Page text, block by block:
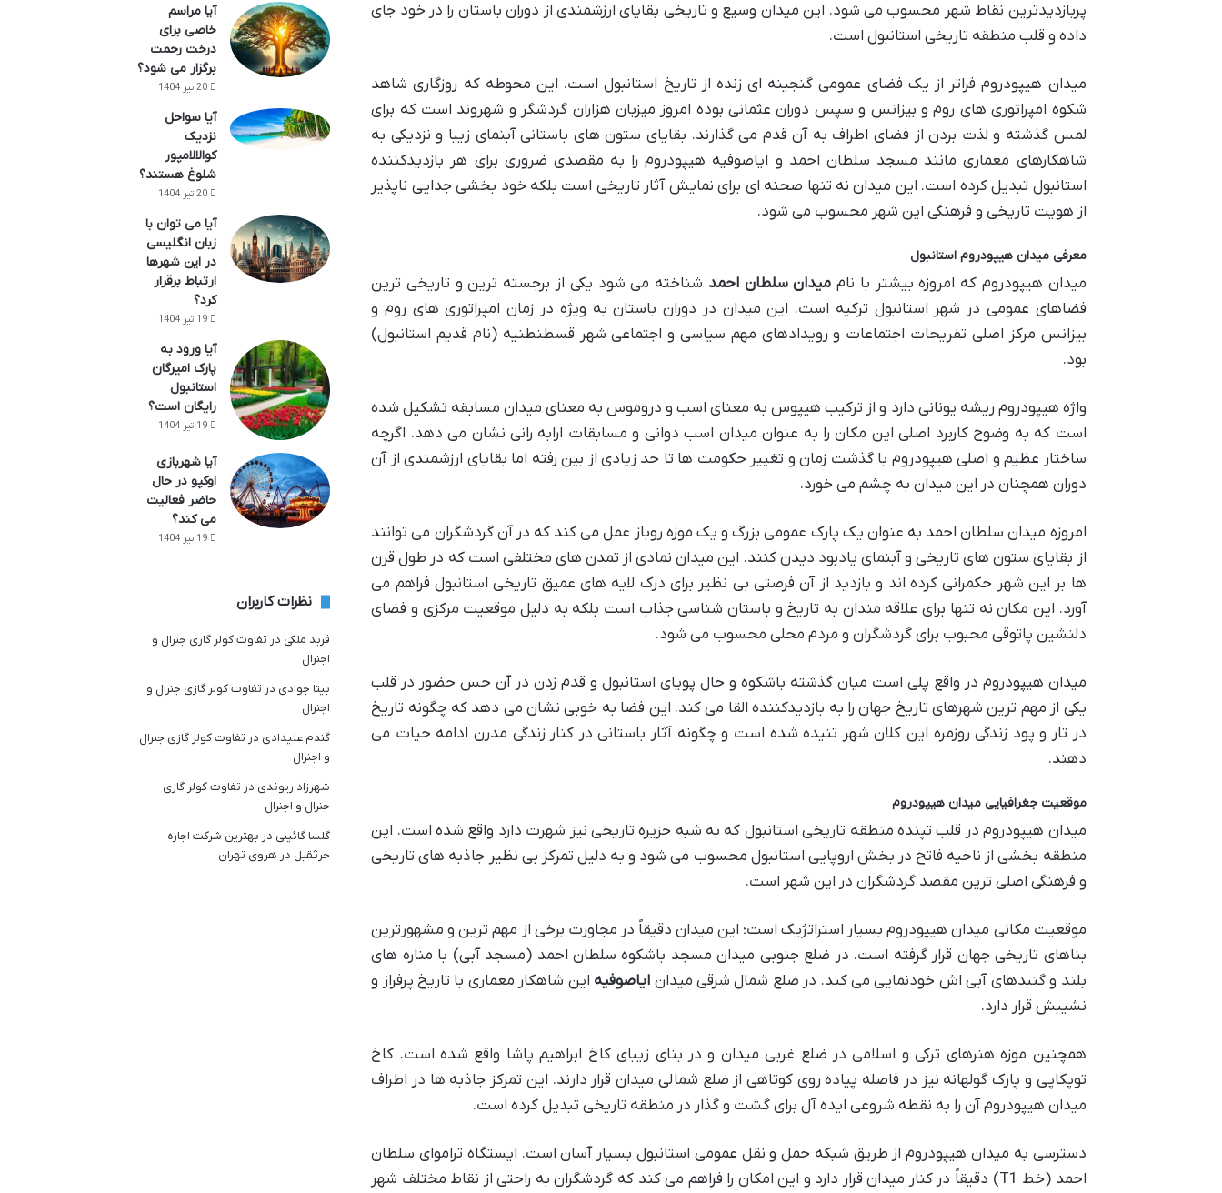
پربازدیدترین نقاط شهر محسوب می شود. این میدان وسیع و تاریخی بقایای ارزشمندی از دوران باستان را در خود جای
داده و قلب منطقه تاریخی استانبول است.
میدان هیپودروم فراتر از یک فضای عمومی گنجینه ای زنده از تاریخ استانبول است. این محوطه که روزگاری شاهد
شکوه امپراتوری های روم و بیزانس و سپس دوران عثمانی بوده امروز میزبان هزاران گردشگر و شهروند است که برای
لمس گذشته و لذت بردن از فضای اطراف به آن قدم می گذارند. بقایای ستون های باستانی آبنمای زیبا و نزدیکی به
شاهکارهای معماری مانند مسجد سلطان احمد و ایاصوفیه هیپودروم را به مقصدی ضروری برای هر بازدیدکننده
استانبول تبدیل کرده است. این میدان نه تنها صحنه ای برای نمایش آثار تاریخی است بلکه خود بخشی جدایی ناپذیر
از هویت تاریخی و فرهنگی این شهر محسوب می شود.
معرفی میدان هیپودروم استانبول
میدان هیپودروم که امروزه بیشتر با نام میدان سلطان احمد شناخته می شود یکی از برجسته ترین و تاریخی ترین
فضاهای عمومی در شهر استانبول ترکیه است. این میدان در دوران باستان به ویژه در زمان امپراتوری های روم و
بیزانس مرکز اصلی تفریحات اجتماعات و رویدادهای مهم سیاسی و اجتماعی شهر قسطنطنیه (نام قدیم استانبول)
بود.
واژه هیپودروم ریشه یونانی دارد و از ترکیب هیپوس به معنای اسب و دروموس به معنای میدان مسابقه تشکیل شده
است که به وضوح کاربرد اصلی این مکان را به عنوان میدان اسب دوانی و مسابقات ارابه رانی نشان می دهد. اگرچه
ساختار عظیم و اصلی هیپودروم با گذشت زمان و تغییر حکومت ها تا حد زیادی از بین رفته اما بقایای ارزشمندی از آن
دوران همچنان در این میدان به چشم می خورد.
امروزه میدان سلطان احمد به عنوان یک پارک عمومی بزرگ و یک موزه روباز عمل می کند که در آن گردشگران می توانند
از بقایای ستون های تاریخی و آبنمای یادبود دیدن کنند. این میدان نمادی از تمدن های مختلفی است که در طول قرن
ها بر این شهر حکمرانی کرده اند و بازدید از آن فرصتی بی نظیر برای درک لایه های عمیق تاریخی استانبول فراهم می
آورد. این مکان نه تنها برای علاقه مندان به تاریخ و باستان شناسی جذاب است بلکه به دلیل موقعیت مرکزی و فضای
دلنشین پاتوقی محبوب برای گردشگران و مردم محلی محسوب می شود.
میدان هیپودروم در واقع پلی است میان گذشته باشکوه و حال پویای استانبول و قدم زدن در آن حس حضور در قلب
یکی از مهم ترین شهرهای تاریخ جهان را به بازدیدکننده القا می کند. این فضا به خوبی نشان می دهد که چگونه تاریخ
در تار و پود زندگی روزمره این کلان شهر تنیده شده است و چگونه آثار باستانی در کنار زندگی مدرن ادامه حیات می
دهند.
موقعیت جغرافیایی میدان هیپودروم
میدان هیپودروم در قلب تپنده منطقه تاریخی استانبول که به شبه جزیره تاریخی نیز شهرت دارد واقع شده است. این
منطقه بخشی از ناحیه فاتح در بخش اروپایی استانبول محسوب می شود و به دلیل تمرکز بی نظیر جاذبه های تاریخی
و فرهنگی اصلی ترین مقصد گردشگران در این شهر است.
موقعیت مکانی میدان هیپودروم بسیار استراتژیک است؛ این میدان دقیقاً در مجاورت برخی از مهم ترین و مشهورترین
بناهای تاریخی جهان قرار گرفته است. در ضلع جنوبی میدان مسجد باشکوه سلطان احمد (مسجد آبی) با مناره های
بلند و گنبدهای آبی اش خودنمایی می کند. در ضلع شمال شرقی میدان ایاصوفیه این شاهکار معماری با تاریخ پرفراز و
نشیبش قرار دارد.
همچنین موزه هنرهای ترکی و اسلامی در ضلع غربی میدان و در بنای زیبای کاخ ابراهیم پاشا واقع شده است. کاخ
توپکاپی و پارک گولهانه نیز در فاصله پیاده روی کوتاهی از ضلع شمالی میدان قرار دارند. این تمرکز جاذبه ها در اطراف
میدان هیپودروم آن را به نقطه شروعی ایده آل برای گشت و گذار در منطقه تاریخی تبدیل کرده است.
دسترسی به میدان هیپودروم از طریق شبکه حمل و نقل عمومی استانبول بسیار آسان است. ایستگاه تراموای سلطان
احمد (خط T1) دقیقاً در کنار میدان قرار دارد و این امکان را فراهم می کند که گردشگران به راحتی از نقاط مختلف شهر
آیا مراسم
خاصی برای
درخت رحمت
برگزار می شود؟
20 تیر 1404
آیا سواحل
نزدیک
کوالالامپور
شلوغ هستند؟
20 تیر 1404
آیا می توان با
زبان انگلیسی
در این شهرها
ارتباط برقرار
کرد؟
19 تیر 1404
آیا ورود به
پارک امیرگان
استانبول
رایگان است؟
19 تیر 1404
آیا شهربازی
اوکپو در حال
حاضر فعالیت
می کند؟
19 تیر 1404
نظرات کاربران
فربد ملکی در تفاوت کولر گازی جنرال و
اجنرال
بیتا جوادی در تفاوت کولر گازی جنرال و
اجنرال
گندم علیدادی در تفاوت کولر گازی جنرال
و اجنرال
شهرزاد ریوندی در تفاوت کولر گازی
جنرال و اجنرال
گلسا گائینی در بهترین شرکت اجاره
جرثقیل در هروی تهران